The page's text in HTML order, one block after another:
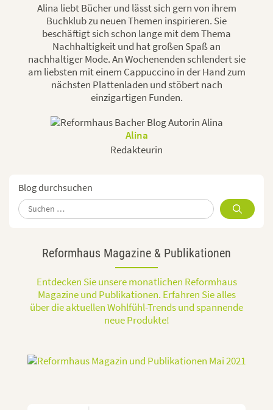
Alina liebt Bücher und lässt sich gern von ihrem
Buchklub zu neuen Themen inspirieren. Sie
beschäftigt sich schon lange mit dem Thema
Nachhaltigkeit und hat großen Spaß an
nachhaltiger Mode. An Wochenenden schlendert sie
am liebsten mit einem Cappuccino in der Hand zum
nächsten Plattenladen und stöbert nach
einzigartigen Funden.
Alina
Redakteurin
Blog durchsuchen
Suchen
nach:
Reformhaus Magazine & Publikationen
Entdecken Sie unsere monatlichen Reformhaus
Magazine und Publikationen. Erfahren Sie alles
über die aktuellen Wohlfühl-Trends und spannende
neue Produkte!